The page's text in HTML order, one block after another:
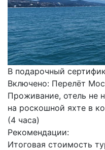
В подарочный
Включено: Перелёт
Проживание, отель не
на роскошной яхте в
(4 часа)
Рекомендации:
Итоговая стоимость